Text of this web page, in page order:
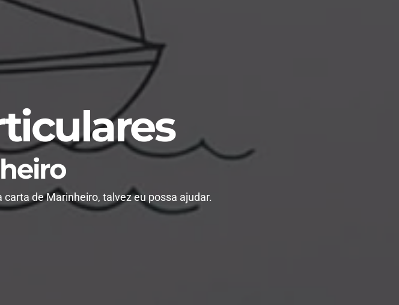
carta de Marinheiro, talvez eu possa ajudar.